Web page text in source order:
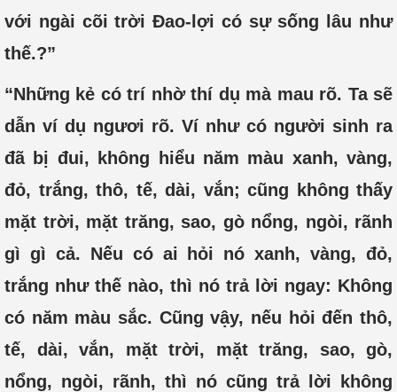
với ngài cõi trời Đao-lợi có sự sống lâu như
thế.?”
“Những kẻ có trí nhờ thí dụ mà mau rõ. Ta sẽ
dẫn ví dụ ngươi rõ. Ví như có người sinh ra
đã bị đui, không hiểu năm màu xanh, vàng,
đỏ, trắng, thô, tế, dài, vắn; cũng không thấy
mặt trời, mặt trăng, sao, gò nổng, ngòi, rãnh
gì gì cả. Nếu có ai hỏi nó xanh, vàng, đỏ,
trắng như thế nào, thì nó trả lời ngay: Không
có năm màu sắc. Cũng vậy, nếu hỏi đến thô,
tế, dài, vắn, mặt trời, mặt trăng, sao, gò,
nổng, ngòi, rãnh, thì nó cũng trả lời không